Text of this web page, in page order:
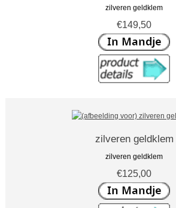
zilveren geldklem
€149,50
zilveren geldklem
zilveren geldklem
€125,00